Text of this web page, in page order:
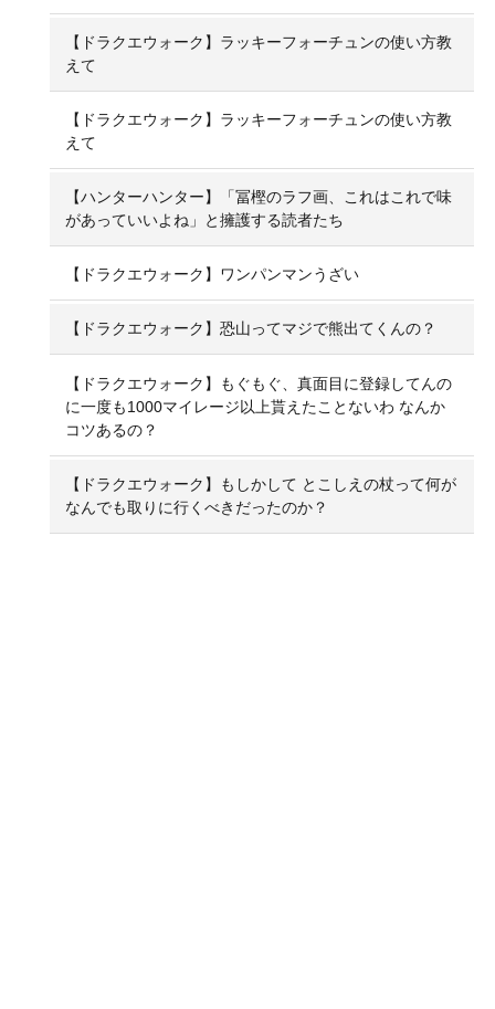
【ドラクエウォーク】ラッキーフォーチュンの使い方教
えて
【ドラクエウォーク】ラッキーフォーチュンの使い方教
えて
【ハンターハンター】「冨樫のラフ画、これはこれで味
があっていいよね」と擁護する読者たち
【ドラクエウォーク】ワンパンマンうざい
【ドラクエウォーク】恐山ってマジで熊出てくんの？
【ドラクエウォーク】もぐもぐ、真面目に登録してんの
に一度も1000マイレージ以上貰えたことないわ なんか
コツあるの？
【ドラクエウォーク】もしかして とこしえの杖って何が
なんでも取りに行くべきだったのか？